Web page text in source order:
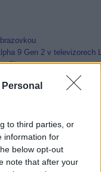
to third parties, or
information for
below opt-out
note that after your
9 Gen 2 v televizorech
Praha)
Praha)
• linkový střídač • mzda
okres Jihlava)